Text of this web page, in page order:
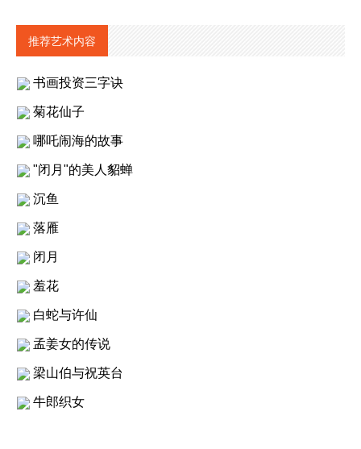
推荐艺术内容
书画投资三字诀
菊花仙子
哪吒闹海的故事
"闭月"的美人貂蝉
沉鱼
落雁
闭月
羞花
白蛇与许仙
孟姜女的传说
梁山伯与祝英台
牛郎织女